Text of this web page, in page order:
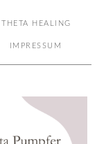
THETA HEALING
IMPRESSUM